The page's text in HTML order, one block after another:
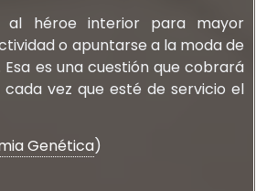
al héroe interior para mayor
o apuntarse a la moda de
es una cuestión que cobrará
vez que esté de servicio el
Genética)